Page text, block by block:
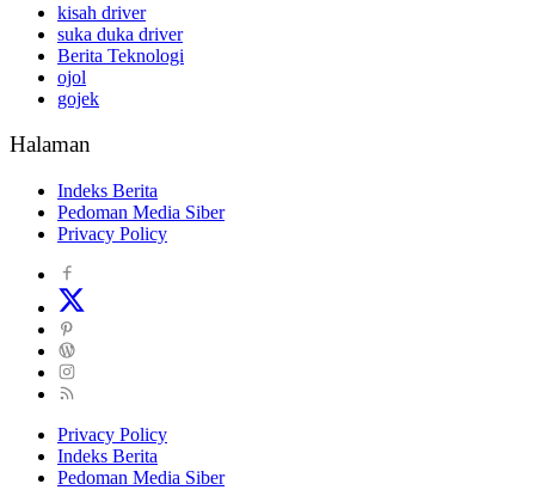
kisah driver
suka duka driver
Berita Teknologi
ojol
gojek
Halaman
Indeks Berita
Pedoman Media Siber
Privacy Policy
Privacy Policy
Indeks Berita
Pedoman Media Siber